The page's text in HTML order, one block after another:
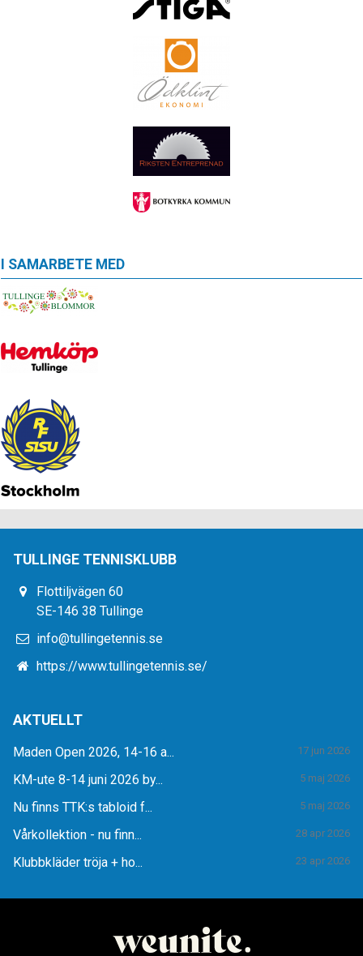
I SAMARBETE MED
TULLINGE TENNISKLUBB
Flottiljvägen 60
SE-146 38 Tullinge
info@tullingetennis.se
https://www.tullingetennis.se/
AKTUELLT
Maden Open 2026, 14-16 a... 17 jun 2026
KM-ute 8-14 juni 2026 by... 5 maj 2026
Nu finns TTK:s tabloid f... 5 maj 2026
Vårkollektion - nu finn... 28 apr 2026
Klubbkläder tröja + ho... 23 apr 2026